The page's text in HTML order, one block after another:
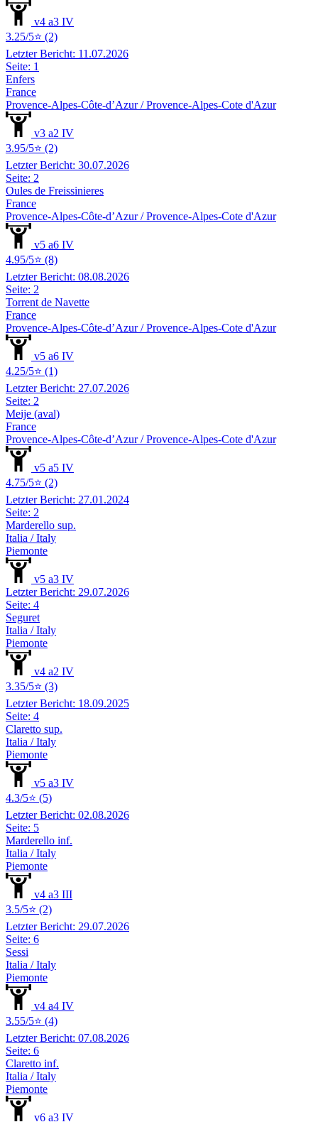
v4 a3 IV
3.25/5⭐ (2)
Letzter Bericht: 11.07.2026
Seite: 1
Enfers
France
Provence-Alpes-Côte-d’Azur / Provence-Alpes-Cote d'Azur
v3 a2 IV
3.95/5⭐ (2)
Letzter Bericht: 30.07.2026
Seite: 2
Oules de Freissinieres
France
Provence-Alpes-Côte-d’Azur / Provence-Alpes-Cote d'Azur
v5 a6 IV
4.95/5⭐ (8)
Letzter Bericht: 08.08.2026
Seite: 2
Torrent de Navette
France
Provence-Alpes-Côte-d’Azur / Provence-Alpes-Cote d'Azur
v5 a6 IV
4.25/5⭐ (1)
Letzter Bericht: 27.07.2026
Seite: 2
Meije (aval)
France
Provence-Alpes-Côte-d’Azur / Provence-Alpes-Cote d'Azur
v5 a5 IV
4.75/5⭐ (2)
Letzter Bericht: 27.01.2024
Seite: 2
Marderello sup.
Italia / Italy
Piemonte
v5 a3 IV
Letzter Bericht: 29.07.2026
Seite: 4
Seguret
Italia / Italy
Piemonte
v4 a2 IV
3.35/5⭐ (3)
Letzter Bericht: 18.09.2025
Seite: 4
Claretto sup.
Italia / Italy
Piemonte
v5 a3 IV
4.3/5⭐ (5)
Letzter Bericht: 02.08.2026
Seite: 5
Marderello inf.
Italia / Italy
Piemonte
v4 a3 III
3.5/5⭐ (2)
Letzter Bericht: 29.07.2026
Seite: 6
Sessi
Italia / Italy
Piemonte
v4 a4 IV
3.55/5⭐ (4)
Letzter Bericht: 07.08.2026
Seite: 6
Claretto inf.
Italia / Italy
Piemonte
v6 a3 IV